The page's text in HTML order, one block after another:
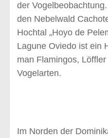
der
den Nebelwald
Hochtal „Hoyo de
Lagune Oviedo ist ein
man Flamingos,
Vogelarten.
Im Norden der